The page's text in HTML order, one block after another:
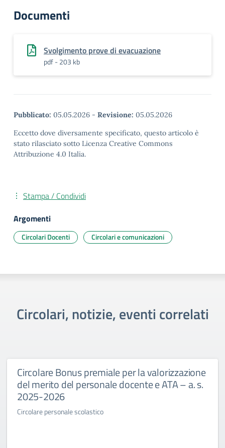
Documenti
Svolgimento prove di evacuazione
pdf - 203 kb
Pubblicato: 05.05.2026 - Revisione: 05.05.2026
Eccetto dove diversamente specificato, questo articolo è
stato rilasciato sotto Licenza Creative Commons
Attribuzione 4.0 Italia.
Stampa / Condividi
Argomenti
Circolari Docenti Circolari e comunicazioni
Circolari, notizie, eventi correlati
Circolare Bonus premiale per la valorizzazione
del merito del personale docente e ATA – a. s.
2025-2026
Circolare personale scolastico